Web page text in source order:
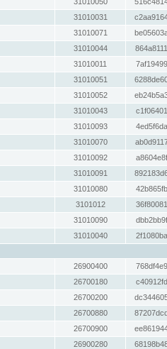
31010031
31010071
31010044
31010011
31010051
31010052
31010043
31010093
31010070
31010092
31010091
31010080
3101012
31010090
31010040
26900400
26700180
26700200
26700880
26700900
26900280